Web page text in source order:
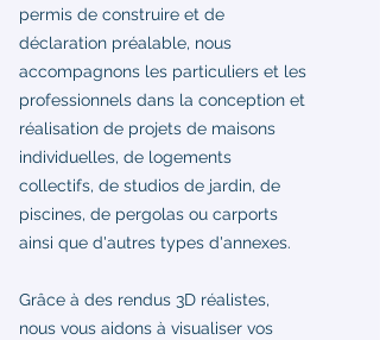
permis de construire et de
déclaration préalable, nous
accompagnons les particuliers et les
professionnels dans la conception et
réalisation de projets de maisons
individuelles, de logements
collectifs, de studios de jardin, de
piscines, de pergolas ou carports
ainsi que d'autres types d'annexes.
Grâce à des rendus 3D réalistes,
nous vous aidons à visualiser vos